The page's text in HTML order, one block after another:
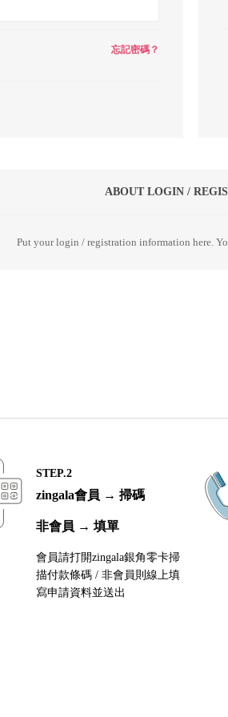
忘記密碼？
ABOUT LOGIN /
Put your login / registration information here.
STEP.2
zingala會員 → 掃碼
非會員 → 填單
會員請打開zingala銀角零卡掃
描付款條碼 / 非會員則線上填
寫申請資料並送出